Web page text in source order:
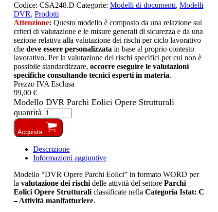
Codice: CSA248.D Categorie: Modelli di documenti, Modelli
DVR, Prodotti
Attenzione: Questo modello è composto da una relazione sui
criteri di valutazione e le misure generali di sicurezza e da una
sezione relativa alla valutazione dei rischi per ciclo lavorativo
che deve essere personalizzata in base al proprio contesto
lavorativo. Per la valutazione dei rischi specifici per cui non è
possibile standardizzare, occorre eseguire le valutazioni
specifiche consultando tecnici esperti in materia.
Prezzo IVA Esclusa
99,00 €
Modello DVR Parchi Eolici Opere Strutturali
quantità
Acquista
Descrizione
Informazioni aggiuntive
Modello “DVR Opere Parchi Eolici” in formato WORD per
la valutazione dei rischi delle attività del settore Parchi
Eolici Opere Strutturali classificate nella Categoria Istat: C
– Attività manifatturiere.